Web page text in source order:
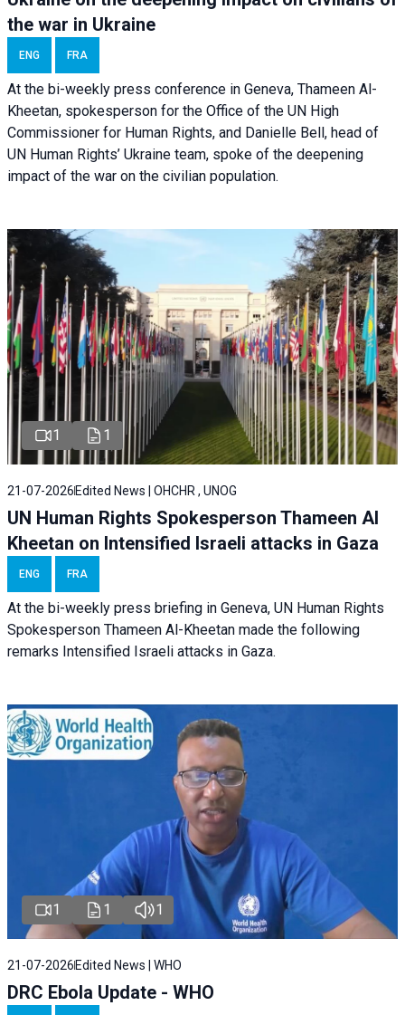
the war in Ukraine
ENG FRA
At the bi-weekly press conference in Geneva, Thameen Al-
Kheetan, spokesperson for the Office of the UN High
Commissioner for Human Rights, and Danielle Bell, head of
UN Human Rights’ Ukraine team, spoke of the deepening
impact of the war on the civilian population.
1 1
21-07-2026 Edited News | OHCHR , UNOG
UN Human Rights Spokesperson Thameen Al
Kheetan on Intensified Israeli attacks in Gaza
ENG FRA
At the bi-weekly press briefing in Geneva, UN Human Rights
Spokesperson Thameen Al-Kheetan made the following
remarks Intensified Israeli attacks in Gaza.
1 1 1
21-07-2026 Edited News | WHO
DRC Ebola Update - WHO